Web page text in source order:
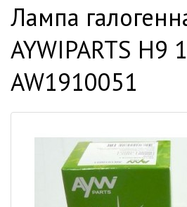
Лампа
AYWIPARTS H9
AW1910051